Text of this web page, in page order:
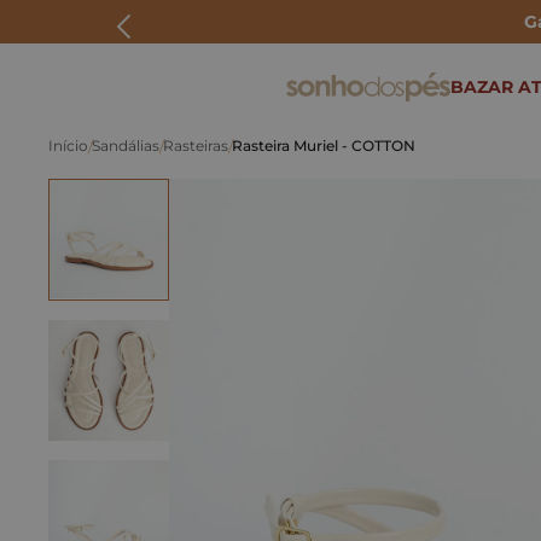
BAZAR
Sandálias Rasteiras Rasteira Muriel - COTTON